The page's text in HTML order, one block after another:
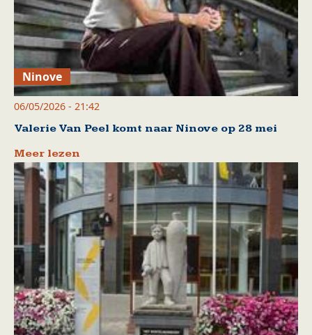
Ninove
06/05/2026 - 21:42
Valerie Van Peel komt naar Ninove op 28 mei
Meer lezen